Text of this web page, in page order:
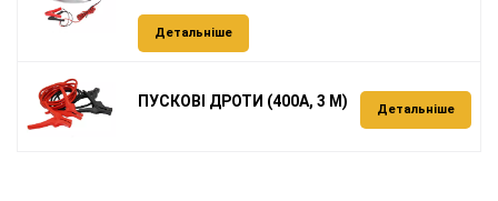
Детальніше
ПУСКОВІ ДРОТИ (400А, 3 М) Детальніше